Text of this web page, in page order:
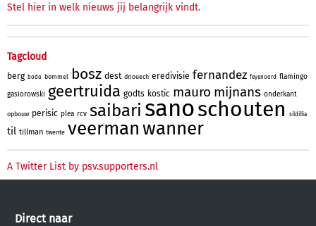
Stel hier in welk nieuws jij belangrijk vindt.
Tagcloud
berg bodo bommel bosz dest driouech eredivisie fernandez feyenoord flamingo
gasiorowski geertruida godts kostic mauro mijnans onderkant
opbouw perisic plea rcv saibari sanoschouten sildillia
til tillman twente veermanwanner
A Twitter List by psv.supporters.nl
Direct naar